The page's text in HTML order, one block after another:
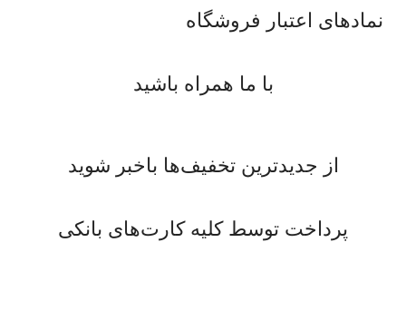
نمادهای اعتبار فروشگاه
با ما همراه باشید
از جدیدترین تخفیف‌ها باخبر شوید
پرداخت توسط کلیه کارت‌های بانکی